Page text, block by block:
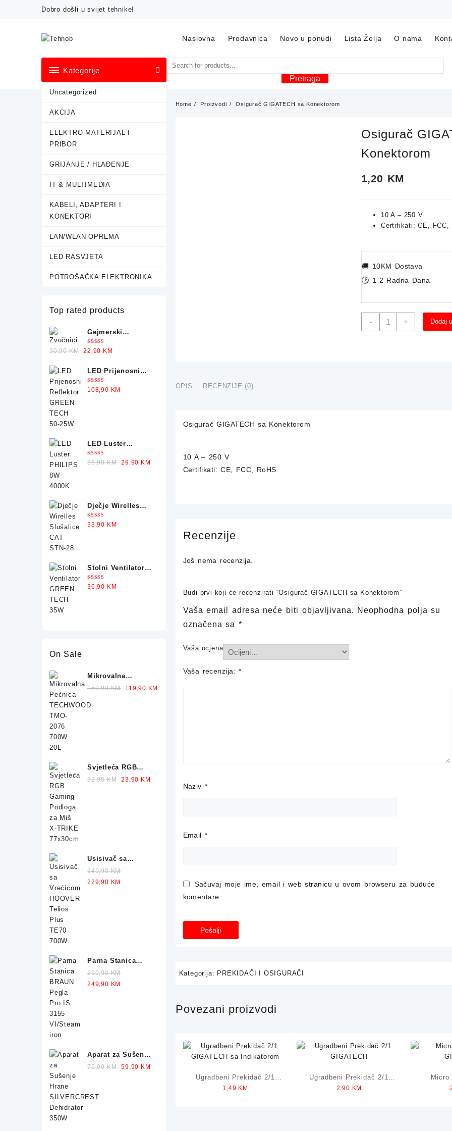
Dobro došli u svijet tehnike!
Naslovna Prodavnica Novo u ponudi Lista Želja O nama
Kategorije
Uncategorized
AKCIJA
ELEKTRO MATERIJAL I
PRIBOR
GRIJANJE / HLAĐENJE
IT & MULTIMEDIA
KABELI, ADAPTERI I
KONEKTORI
LAN/WLAN OPREMA
LED RASVJETA
POTROŠAČKA ELEKTRONIKA
Pretraga
Home Proizvodi Osigurač GIGATECH sa Konektorom
Osigurač
Konektorom
1,20 KM
10 A – 250 V
Certifikati: CE, FCC,
🚚 10KM Dostava
🕑 1-2 Radna Dana
-
Osigurač+ Dodaj
OPIS RECENZIJE (0)
Osigurač GIGATECH sa Konektorom
10 A – 250 V
Certifikati: CE, FCC, RoHS
Recenzije
Još nema recenzija.
Budi prvi koji će recenzirati “Osigurač GIGATECH sa Konektorom”
Vaša email adresa neće biti objavljivana. Neophodna polja su
označena sa *
Vaša ocjena
Vaša recenzija:*
Naziv *
Email *
Sačuvaj moje ime, email i web stranicu u ovom browseru za buduće
komentare.
Kategorija: PREKIDAČI I OSIGURAČI
Povezani proizvodi
Ugradbeni Prekidač 2/1
GIGATECH sa Indikatorom
1,49 KM
Ugradbeni Prekidač 2/1
GIGATECH
2,90 KM
Micro
Top rated products
Gejmerski
Zvučnici sa
Osvjetljenjem X-
Ocjenjeno
5.00od 5
30,90KM
Original
was:
30,90 KM.
22,90 KM
is:
LED Prijenosni
Reflektor GREEN
TECH 50-25W
Ocjenjeno
5.00od 5
108,90 KM
LED Luster
PHILIPS 8W 4000K
Ocjenjeno
5.00od 5
36,90KM
Original
29,90 KM
Dječje Wirelles
Slušalice CAT
STN-28
Ocjenjeno
5.00od 5
33,90 KM
Stolni Ventilator
GREEN TECH 35W
Ocjenjeno
5.00od 5
36,90 KM
On Sale
Mikrovalna
Pećnica
2076 700W 20L
159,90KM
Original
119,90 KM
Svjetleća RGB
Gaming Podloga
32,90KM
Original
23,90 KM
Usisivač sa
Vrećicom HOOVER
Telios Plus TE70
249,90KM
Original
229,90 KM
Parna Stanica
BRAUN Pegla IS
1012 2400W
299,90KM
Original
249,90 KM
Aparat za Sušenje
Hrane
75,00KM
Original
59,90 KM